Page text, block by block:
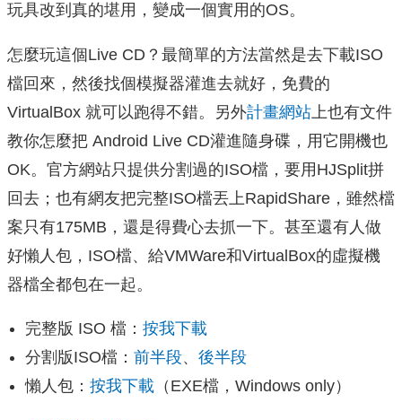
玩具改到真的堪用，變成一個實用的OS。
怎麼玩這個Live CD？最簡單的方法當然是去下載ISO
檔回來，然後找個模擬器灌進去就好，免費的
VirtualBox 就可以跑得不錯。另外計畫網站 上也有文件
教你怎麼把 Android Live CD灌進隨身碟，用它開機也
OK。官方網站只提供分割過的ISO檔，要用HJSplit拼
回去；也有網友把完整ISO檔丟上RapidShare，雖然檔
案只有175MB，還是得費心去抓一下。甚至還有人做
好懶人包，ISO檔、給VMWare和VirtualBox的虛擬機
器檔全都包在一起。
完整版 ISO 檔： 按我下載
分割版ISO檔： 前半段、 後半段
懶人包： 按我下載 （EXE檔，Windows only）